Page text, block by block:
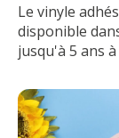
Le vinyle
disponible
jusqu'à 5 ans